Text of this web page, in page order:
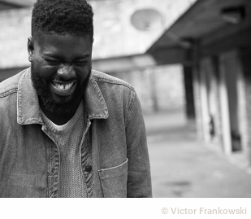
© Victor Frankowski